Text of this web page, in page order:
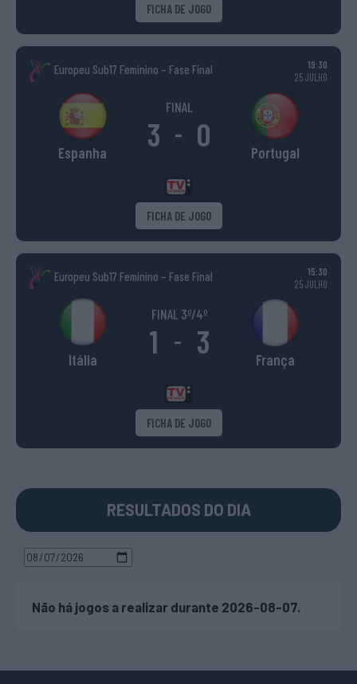
FICHA DE JOGO
Europeu Sub17 Feminino – Fase Final
19:30
25 JULHO
Espanha
FINAL
3 - 0 Portugal
FICHA DE JOGO
Europeu Sub17 Feminino – Fase Final
15:30
25 JULHO
Itália
FINAL 3º/4º
1 - 3 França
FICHA DE JOGO
RESULTADOS DO DIA
Não há jogos a realizar durante 2026-08-07.